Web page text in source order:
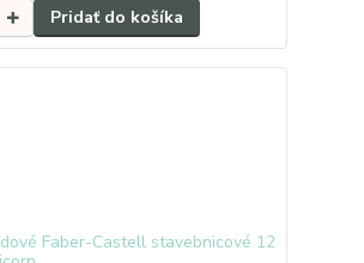
Pridať do košíka